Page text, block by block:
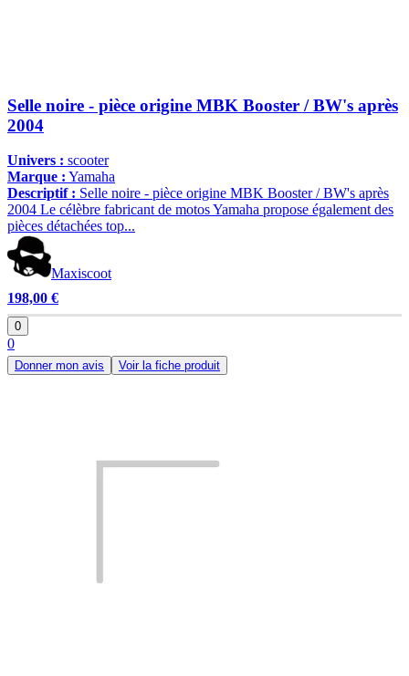
Selle noire - pièce origine MBK Booster / BW's après
2004
Univers : scooter
Marque : Yamaha
Descriptif : Selle noire - pièce origine MBK Booster / BW's après
2004 Le célèbre fabricant de motos Yamaha propose également des
pièces détachées top...
Maxiscoot
198,00 €
0
0
Donner mon avis Voir la fiche produit